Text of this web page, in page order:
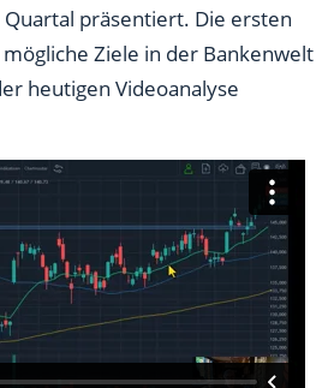
präsentiert. Die ersten
Ziele in der Bankenwelt
heutigen Videoanalyse